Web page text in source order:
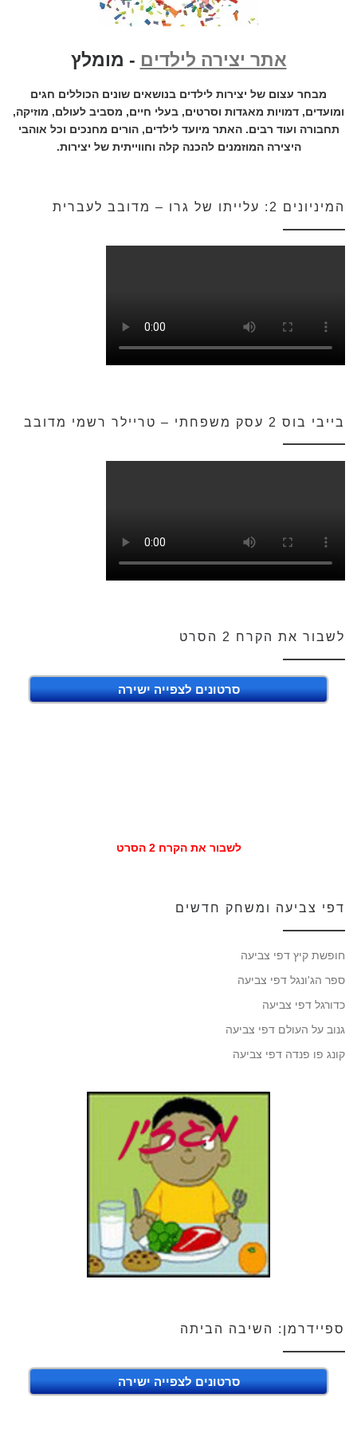
אתר יצירה לילדים - מומלץ
מבחר עצום של יצירות לילדים בנושאים שונים הכוללים חגים
ומועדים, דמויות מאגדות וסרטים, בעלי חיים, מסביב לעולם, מוזיקה,
תחבורה ועוד רבים. האתר מיועד לילדים, הורים מחנכים וכל אוהבי
היצירה המוזמנים להכנה קלה וחווייתית של יצירות.
המיניונים 2: עלייתו של גרו – מדובב לעברית
בייבי בוס 2 עסק משפחתי – טריילר רשמי מדובב
לשבור את הקרח 2 הסרט
סרטונים לצפייה ישירה
לשבור את הקרח 2 הסרט
דפי צביעה ומשחק חדשים
חופשת קיץ דפי צביעה
ספר הג'ונגל דפי צביעה
כדורגל דפי צביעה
גנוב על העולם דפי צביעה
קונג פו פנדה דפי צביעה
ספיידרמן: השיבה הביתה
סרטונים לצפייה ישירה